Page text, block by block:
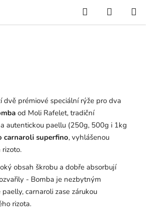
Hledat
KOŠÍK
dvě prémiové speciální rýže pro dva
od Moli Rafelet, tradiční
autentickou paellu (250g, 500g i 1kg
carnaroli superfino, vyhlášenou
rizoto.
obsah škrobu a dobře absorbují
- Bomba je nezbytným
carnaroli zase zárukou
rizota.